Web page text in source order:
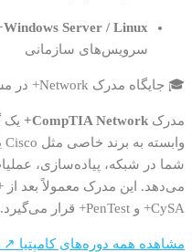
Windows Server / Linux+
سرویس‌های سازمانی
🎓 جایگاه مدرک Network+ در مسیر CompTIA
مدرک CompTIA Network+
شما در شبکه، پیاده‌سازی،
CySA+ و PenTest+ قرار می‌گیرد.
مشاهده همه دوره‌های کامپتیا ↗